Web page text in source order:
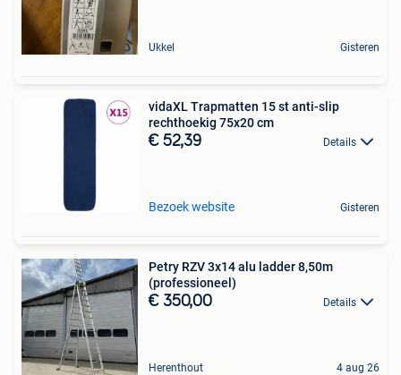
Ukkel Gisteren
vidaXL Trapmatten 15 st anti-slip
rechthoekig 75x20 cm
€ 52,39 Details
Bezoek website Gisteren
Petry RZV 3x14 alu ladder 8,50m
(professioneel)
€ 350,00 Details
Herenthout 4 aug 26